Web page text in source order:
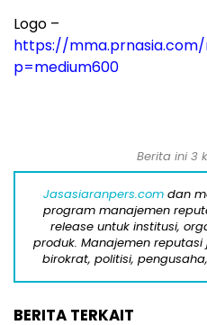
Logo –
https://
p=medium600
Berita ini 3
Jasasiaranpers.com dan
program manajemen
release untuk institusi,
produk. Manajemen
birokrat, politisi,
BERITA TERKAIT